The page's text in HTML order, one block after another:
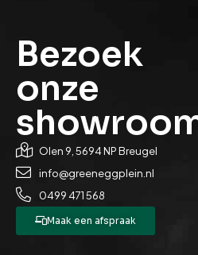
Bezoek
onze
Olen 9, 5694 NP Breugel
info@greeneggplein.nl
0499 471 568
Maak een afspraak